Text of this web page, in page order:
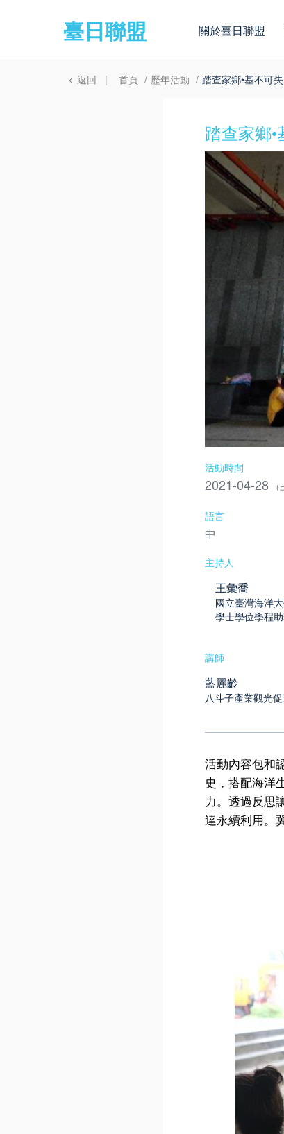
臺日聯盟 關於臺日聯盟
返回 | 首頁 歷年活動 踏查家鄉•基不可
踏查家鄉
活動時間
2021-04-28 （
語言
中
主持人
王彙喬
國立臺灣海洋
學士學位學程
講師
藍麗齡
八斗子產業觀光
活動內容包和
史，搭配海洋
力。透過反思
達永續利用。